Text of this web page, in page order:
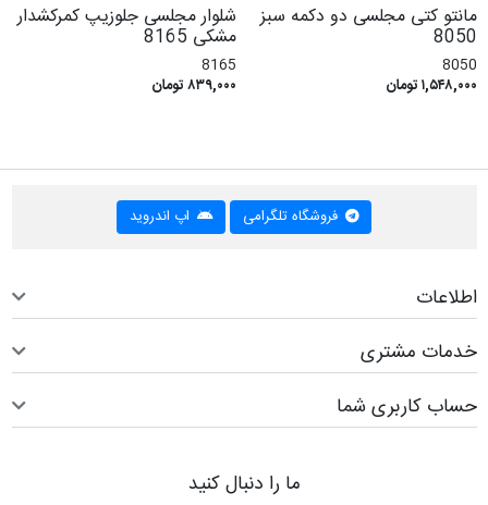
مانتو کتی مجلسی دو دکمه سبز
8050
8050
۱,۵۴۸,۰۰۰ تومان
شلوار مجلسی جلوزیپ کمرکشدار
مشکی 8165
8165
۸۳۹,۰۰۰ تومان
فروشگاه تلگرامی اپ اندروید
اطلاعات
خدمات مشتری
حساب کاربری شما
ما را دنبال کنید